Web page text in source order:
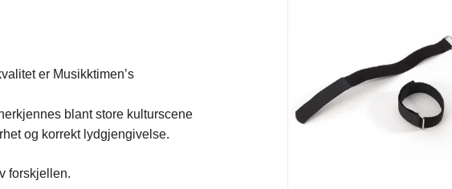
er Musikktimen’s
blant store kulturscene
og korrekt lydgjengivelse.
forskjellen.